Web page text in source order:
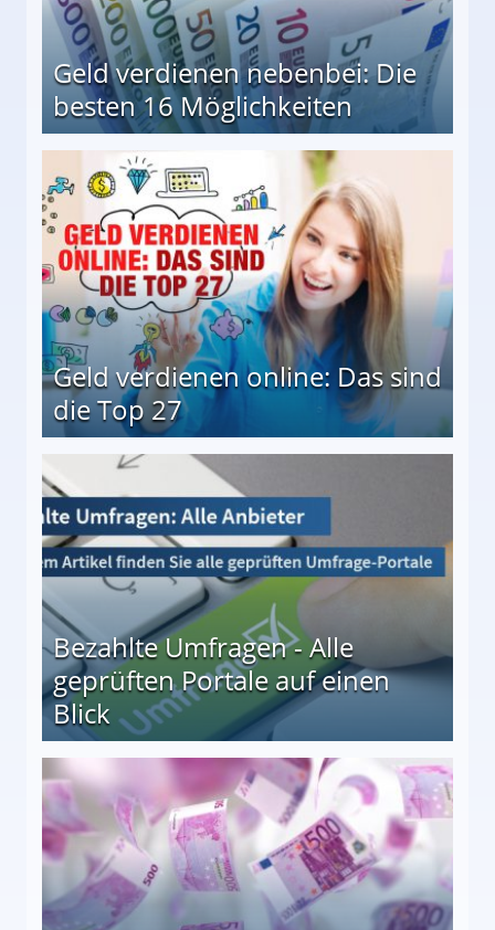
Geld verdienen nebenbei: Die
besten 16 Möglichkeiten
Geld verdienen online: Das sind
die Top 27
Bezahlte Umfragen - Alle
geprüften Portale auf einen
Blick
auf einen Blick